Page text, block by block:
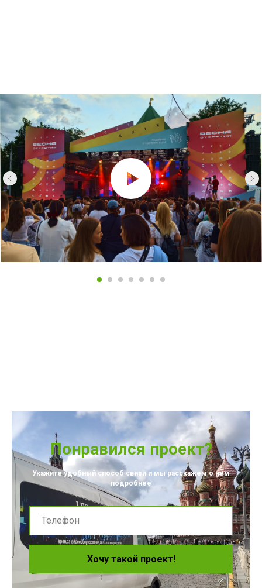
Понравился проект?
Укажите удобный способ связи и мы расскажем о нем
подробнее
Хочу такой проект!